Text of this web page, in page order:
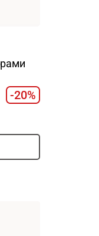
-20%